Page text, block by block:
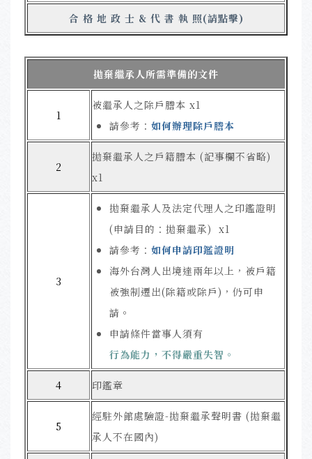
合 格 地 政 士 & 代 書 執 照(請點擊)
拋棄繼承人所需準備的文件
1
被繼承人之除戶謄本 x1
請參考： 如何辦理除戶謄本
2
拋棄繼承人之戶籍謄本 (記事欄不省略)
x1
3
拋棄繼承人及法定代理人之印鑑證明
(申請目的：拋棄繼承) x1
請參考： 如何申請印鑑證明
海外台灣人出境達兩年以上，被戶籍
被強制遷出(除籍或除戶)，仍可申
請。
申請條件當事人須有
行為能力，不得嚴重失智。
4 印鑑章
5
經駐外館處驗證-拋棄繼承聲明書 (拋棄繼
承人不在國內)